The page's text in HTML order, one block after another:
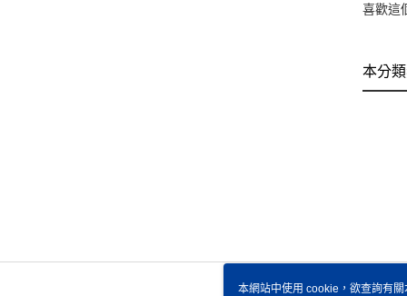
喜歡這
本分
本網站中使用 cookie，欲查詢有